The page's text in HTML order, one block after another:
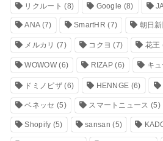
リクルート (8) Google (8)
ANA(7) SmartHR (7) 朝日
メルカリ (7) コクヨ (7) 花王
WOWOW(6) RIZAP (6) キ
ドミノピザ(6) HENNGE (6)
ベネッセ (5) スマートニュース (5)
Shopify (5) sansan (5)